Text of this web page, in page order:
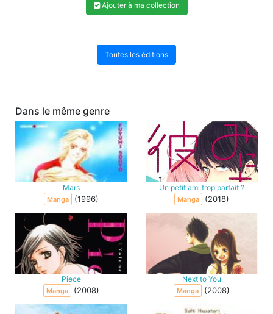
Ajouter à ma collection
Toutes les éditions
Dans le même genre
Mars
Manga (1996)
Un petit ami trop parfait ?
Manga (2018)
Piece
Manga (2008)
Next to You
Manga (2008)